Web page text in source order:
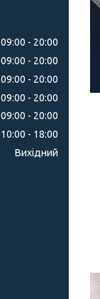
09:00 20:00
09:00 20:00
09:00 20:00
09:00 20:00
09:00 20:00
10:00 18:00
Вихідний